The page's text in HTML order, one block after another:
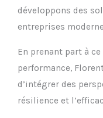
développons des
entreprises
En prenant part à
performance,
d’intégrer des
résilience et